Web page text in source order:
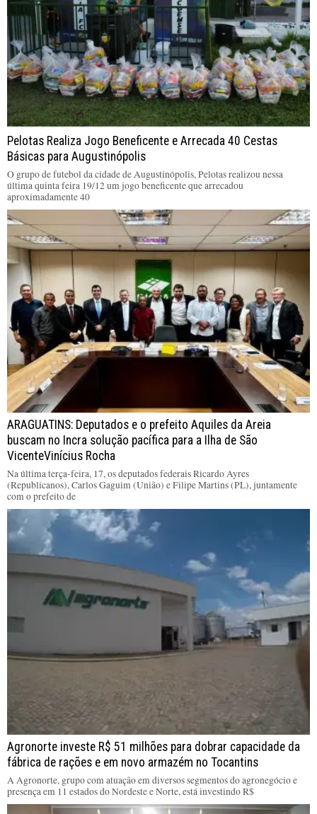
Pelotas Realiza Jogo Beneficente e Arrecada 40 Cestas
Básicas para Augustinópolis
O grupo de futebol da cidade de Augustinópolis, Pelotas realizou nessa
última quinta feira 19/12 um jogo beneficente que arrecadou
aproximadamente 40
ARAGUATINS: Deputados e o prefeito Aquiles da Areia
buscam no Incra solução pacífica para a Ilha de São
VicenteVinícius Rocha
Na última terça-feira, 17, os deputados federais Ricardo Ayres
(Republicanos), Carlos Gaguim (União) e Filipe Martins (PL), juntamente
com o prefeito de
Agronorte investe R$ 51 milhões para dobrar capacidade da
fábrica de rações e em novo armazém no Tocantins
A Agronorte, grupo com atuação em diversos segmentos do agronegócio e
presença em 11 estados do Nordeste e Norte, está investindo R$